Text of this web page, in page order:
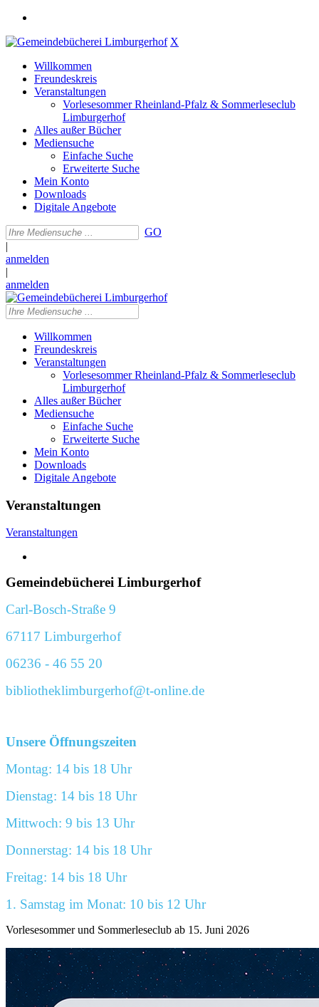
X
Willkommen
Freundeskreis
Veranstaltungen
Vorlesesommer Rheinland-Pfalz & Sommerleseclub
Limburgerhof
Alles außer Bücher
Mediensuche
Einfache Suche
Erweiterte Suche
Mein Konto
Downloads
Digitale Angebote
GO
|
anmelden
|
anmelden
Willkommen
Freundeskreis
Veranstaltungen
Vorlesesommer Rheinland-Pfalz & Sommerleseclub
Limburgerhof
Alles außer Bücher
Mediensuche
Einfache Suche
Erweiterte Suche
Mein Konto
Downloads
Digitale Angebote
Veranstaltungen
Veranstaltungen
Gemeindebücherei Limburgerhof
Carl-Bosch-Straße 9
67117 Limburgerhof
06236 - 46 55 20
bibliotheklimburgerhof@t-online.de
Unsere Öffnungszeiten
Montag: 14 bis 18 Uhr
Dienstag: 14 bis 18 Uhr
Mittwoch: 9 bis 13 Uhr
Donnerstag: 14 bis 18 Uhr
Freitag: 14 bis 18 Uhr
1. Samstag im Monat: 10 bis 12 Uhr
Vorlesesommer und Sommerleseclub ab 15. Juni 2026